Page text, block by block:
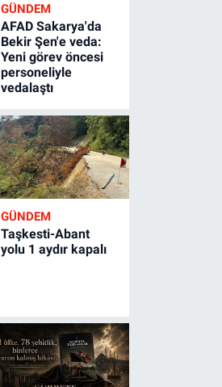
GÜNDEM
AFAD Sakarya'da
Bekir Şen'e veda:
Yeni görev öncesi
personeliyle
vedalaştı
GÜNDEM
Taşkesti-Abant
yolu 1 aydır kapalı